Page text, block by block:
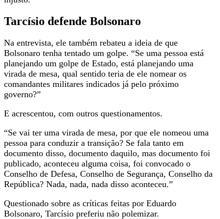
Tarcísio defende Bolsonaro
Na entrevista, ele também rebateu a ideia de que
Bolsonaro tenha tentado um golpe. “Se uma pessoa está
planejando um golpe de Estado, está planejando uma
virada de mesa, qual sentido teria de ele nomear os
comandantes militares indicados já pelo próximo
governo?”
E acrescentou, com outros questionamentos.
“Se vai ter uma virada de mesa, por que ele nomeou uma
pessoa para conduzir a transição? Se fala tanto em
documento disso, documento daquilo, mas documento foi
publicado, aconteceu alguma coisa, foi convocado o
Conselho de Defesa, Conselho de Segurança, Conselho da
República? Nada, nada, nada disso aconteceu.”
Questionado sobre as críticas feitas por Eduardo
Bolsonaro, Tarcísio preferiu não polemizar.